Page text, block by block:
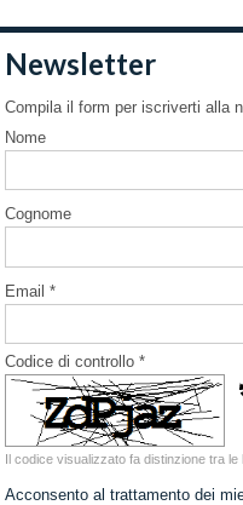
Newsletter
Compila il form per iscriverti alla
Nome
Cognome
Email *
Codice di controllo *
Il codice visualizzato fa distinzione tra
Acconsento al trattamento dei